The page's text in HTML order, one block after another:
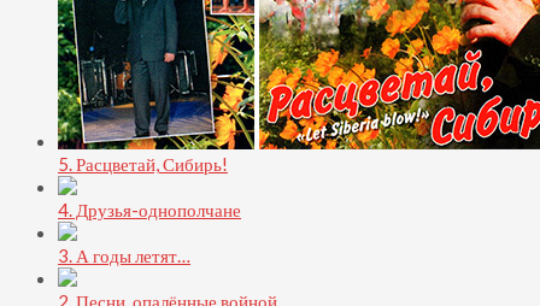
5. Расцветай, Сибирь!
4. Друзья-однополчане
3. А годы летят…
2. Песни, опалённые войной